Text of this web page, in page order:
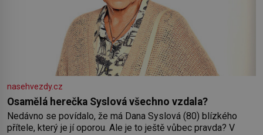
nasehvezdy.cz
Osamělá herečka Syslová všechno vzdala?
Nedávno se povídalo, že má Dana Syslová (80) blízkého
přítele, který je jí oporou. Ale je to ještě vůbec pravda? V